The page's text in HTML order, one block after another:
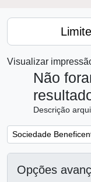
Visualizar
Não
Descrição
Remover filtro:
Sociedade
Opções